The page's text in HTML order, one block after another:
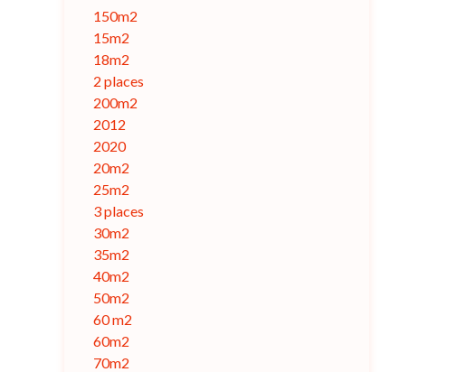
150m2
15m2
18m2
2 places
200m2
2012
2020
20m2
25m2
3 places
30m2
35m2
40m2
50m2
60 m2
60m2
70m2